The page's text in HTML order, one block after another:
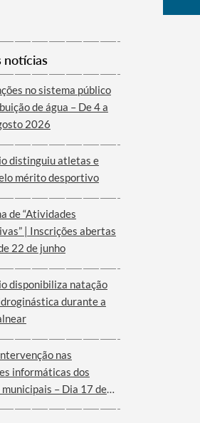
notícias
no sistema público
de água – De 4 a
2026
distinguiu atletas e
mérito desportivo
de “Atividades
| Inscrições abertas
22 de junho
disponibiliza natação
durante a
nas
informáticas dos
– Dia 17 de
2026